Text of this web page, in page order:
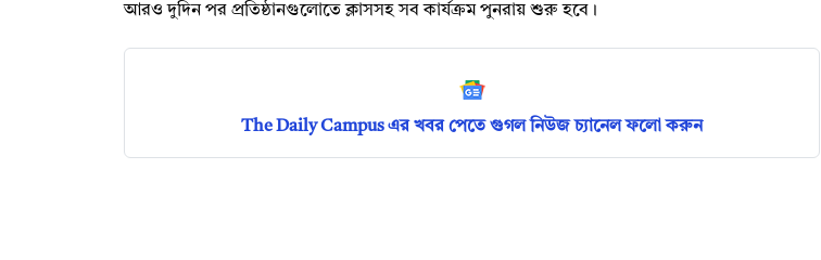
আরও দুদিন পর প্রতিষ্ঠানগুলোতে ক্লাসসহ সব কার্যক্রম পুনরায় শুরু হবে।
The Daily Campus এর খবর পেতে গুগল নিউজ চ্যানেল ফলো করুন